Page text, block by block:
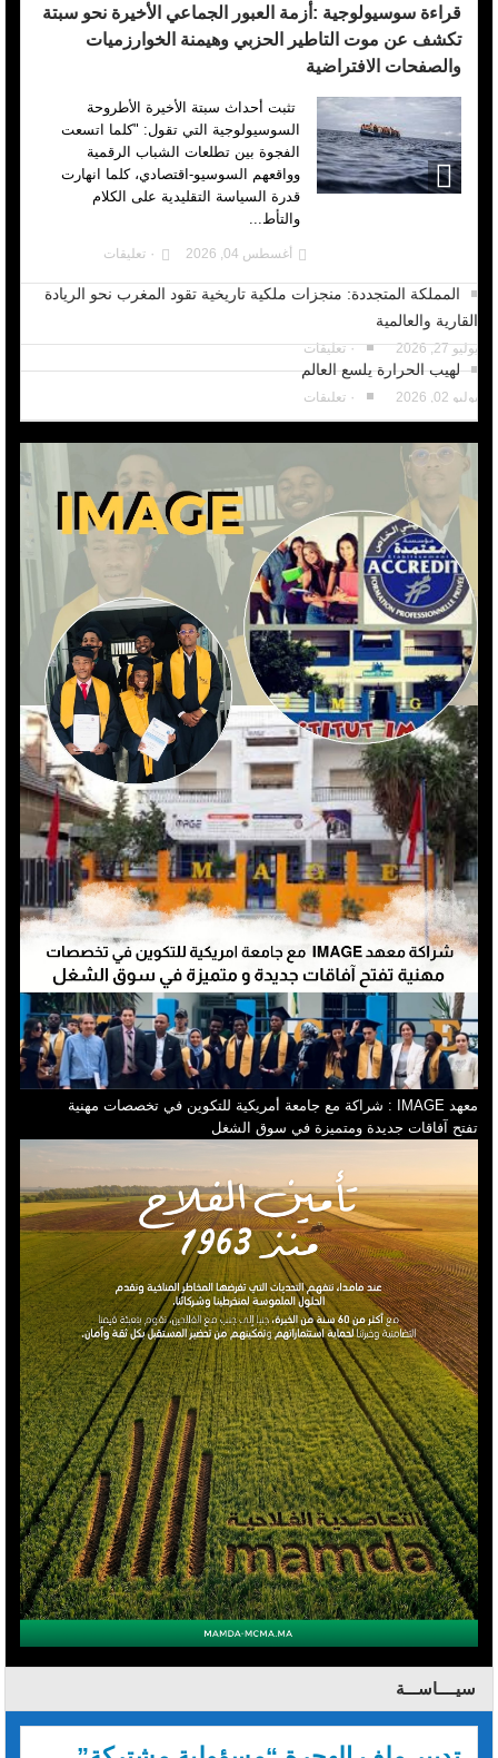
قراءة سوسيولوجية :أزمة العبور الجماعي الأخيرة نحو سبتة
تكشف عن موت التاطير الحزبي وهيمنة الخوارزميات
والصفحات الافتراضية
تثبت أحداث سبتة الأخيرة الأطروحة
السوسيولوجية التي تقول: "كلما اتسعت
الفجوة بين تطلعات الشباب الرقمية
وواقعهم السوسيو-اقتصادي، كلما انهارت
قدرة السياسة التقليدية على الكلام
والتأط...
أغسطس 04, 2026 ٠ تعليقات
المملكة المتجددة: منجزات ملكية تاريخية تقود المغرب نحو الريادة
القارية والعالمية
يوليو 27, 2026 ٠ تعليقات
لهيب الحرارة يلسع العالم
يوليو 02, 2026 ٠ تعليقات
معهد IMAGE : شراكة مع جامعة أمريكية للتكوين في تخصصات مهنية
تفتح آفاقات جديدة ومتميزة في سوق الشغل
سيــــاســـة